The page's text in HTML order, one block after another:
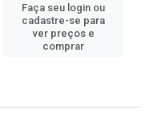
Faça seu login ou
cadastre-se para
ver preços e
comprar